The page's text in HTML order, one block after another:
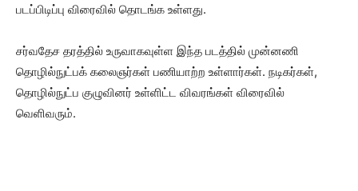
படப்பிடிப்பு விரைவில் தொடங்க உள்ளது.
சர்வதேச தரத்தில் உருவாகவுள்ள இந்த படத்தில் முன்னணி
தொழில்நுட்பக் கலைஞர்கள் பணியாற்ற உள்ளார்கள். நடிகர்கள்,
தொழில்நுட்ப குழுவினர் உள்ளிட்ட விவரங்கள் விரைவில்
வெளிவரும்.